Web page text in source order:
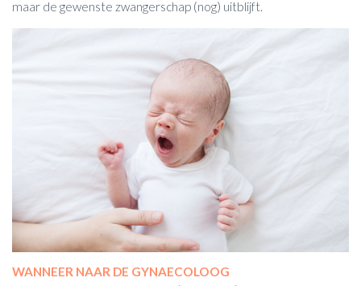
maar de gewenste zwangerschap (nog) uitblijft.
WANNEER NAAR DE GYNAECOLOOG